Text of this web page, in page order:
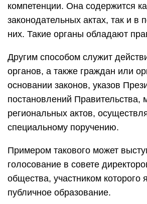
компетенции. Она содержится
законодательных актах, так и в
них. Такие органы обладают
Другим способом служит
органов, а также граждан или
основании законов, указов
постановлений Правительства,
региональных актов,
специальному поручению.
Примером такового может
голосование в совете
общества, участником которого
публичное образование.